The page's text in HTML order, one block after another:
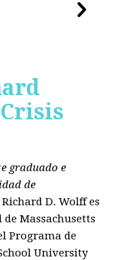
graduado e
de
D. Wolff es
Massachusetts
Programa de
University